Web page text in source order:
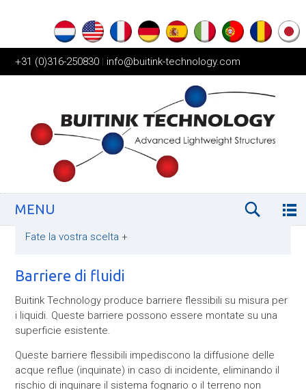
+31 (0)316-250830 | info@buitink-technology.com
MENU
Fate la vostra scelta +
Barriere di fluidi
Buitink Technology produce barriere flessibili su misura per
i liquidi. Queste barriere possono essere montate su una
superficie esistente.
Queste barriere flessibili impediscono la diffusione delle
acque reflue (inquinate) in caso di incidente, eliminando il
rischio di inquinare il sistema fognario o il terreno non